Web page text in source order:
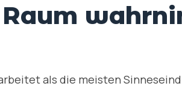
als die meisten